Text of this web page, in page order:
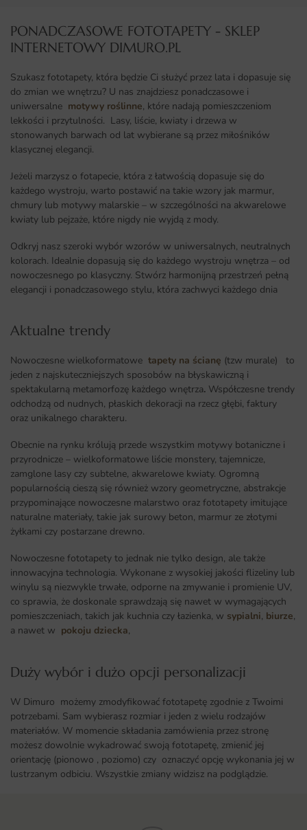
PONADCZASOWE FOTOTAPETY - SKLEP
INTERNETOWY DIMURO.PL​
Szukasz fototapety, która będzie Ci służyć przez lata i dopasuje się
do zmian we wnętrzu? U nas znajdziesz ponadczasowe i
uniwersalne motywy roślinne, które nadają pomieszczeniom
lekkości i przytulności. Lasy, liście, kwiaty i drzewa w
stonowanych barwach od lat wybierane są przez miłośników
klasycznej elegancji.
Jeżeli marzysz o fotapecie, która z łatwością dopasuje się do
każdego wystroju, warto postawić na takie wzory jak marmur,
chmury lub motywy malarskie – w szczególności na akwarelowe
kwiaty lub pejzaże, które nigdy nie wyjdą z mody.
Odkryj nasz szeroki wybór wzorów w uniwersalnych, neutralnych
kolorach. Idealnie dopasują się do każdego wystroju wnętrza – od
nowoczesnego po klasyczny. Stwórz harmonijną przestrzeń pełną
elegancji i ponadczasowego stylu, która zachwyci każdego dnia
Aktualne trendy​
Nowoczesne wielkoformatowe tapety na ścianę (tzw murale) to
jeden z najskuteczniejszych sposobów na błyskawiczną i
spektakularną metamorfozę każdego wnętrza. Współczesne trendy
odchodzą od nudnych, płaskich dekoracji na rzecz głębi, faktury
oraz unikalnego charakteru.
Obecnie na rynku królują przede wszystkim motywy botaniczne i
przyrodnicze – wielkoformatowe liście monstery, tajemnicze,
zamglone lasy czy subtelne, akwarelowe kwiaty. Ogromną
popularnością cieszą się również wzory geometryczne, abstrakcje
przypominające nowoczesne malarstwo oraz fototapety imitujące
naturalne materiały, takie jak surowy beton, marmur ze złotymi
żyłkami czy postarzane drewno.
Nowoczesne fototapety to jednak nie tylko design, ale także
innowacyjna technologia. Wykonane z wysokiej jakości flizeliny lub
winylu są niezwykle trwałe, odporne na zmywanie i promienie UV,
co sprawia, że doskonale sprawdzają się nawet w wymagających
pomieszczeniach, takich jak kuchnia czy łazienka, w sypialni, biurze,
a nawet w pokoju dziecka,
Duży wybór i dużo opcji personalizacji ​
W Dimuro możemy zmodyfikować fototapetę zgodnie z Twoimi
potrzebami. Sam wybierasz rozmiar i jeden z wielu rodzajów
materiałów. W momencie składania zamówienia przez stronę
możesz dowolnie wykadrować swoją fototapetę, zmienić jej
orientację (pionowo , poziomo) czy oznaczyć opcję wykonania jej w
lustrzanym odbiciu. Wszystkie zmiany widzisz na podglądzie.